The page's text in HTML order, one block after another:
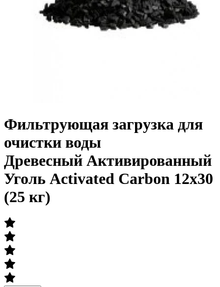
Фильтрующая загрузка для
очистки воды
Древесный Активированный
Уголь Activated Carbon 12x30
(25 кг)